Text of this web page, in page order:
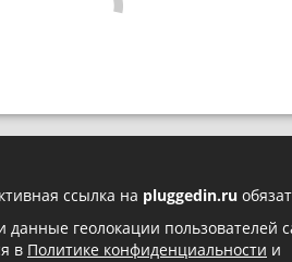
ссылка на pluggedin.ru
данные геолокации пользователей
в Политике конфиденциальности и